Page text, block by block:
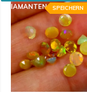
DIAMANTEN
SPEICHERN